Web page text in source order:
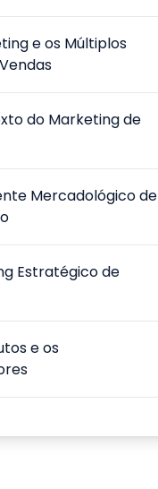
e os Múltiplos
do Marketing de
Mercadológico de
Estratégico de
e os